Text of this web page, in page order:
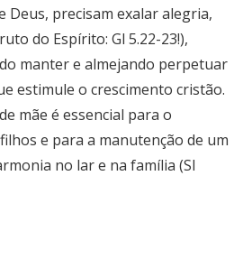
Deus, precisam exalar alegria,
do Espírito: Gl 5.22-23!),
manter e almejando perpetuar
estimule o crescimento cristão.
mãe é essencial para o
e para a manutenção de um
no lar e na família (Sl